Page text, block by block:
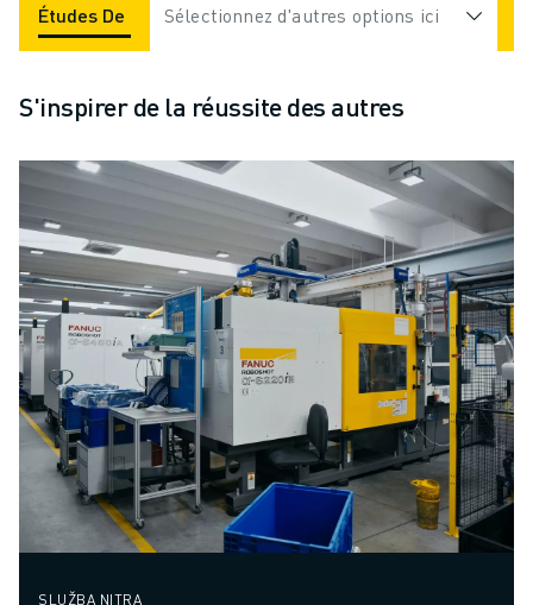
Études De Cas Applications Industries
Sélectionnez d'autres options ici
S'inspirer de la réussite des autres
SLUŽBA NITRA